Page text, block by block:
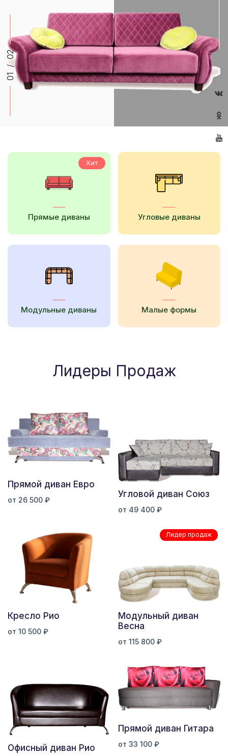
01
/
02
Прямые диваны
Хит
Угловые диваны
Модульные диваны Малые формы
Лидеры Продаж
Прямой диван Евро
от 26 500 ₽
Угловой диван Союз
от 49 400 ₽
Кресло Рио
от 10 500 ₽
Лидер продаж
Модульный диван
Весна
от 115 800 ₽
Офисный диван Рио
Прямой диван Гитара
от 33 100 ₽